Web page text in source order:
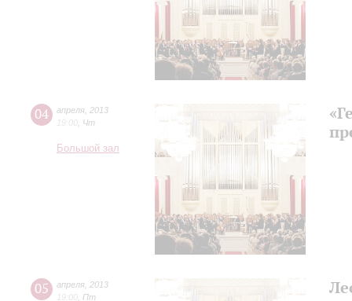
04 апреля 2013
19:00 Чт
Большой зал
05 апреля 2013
19:00 Пт